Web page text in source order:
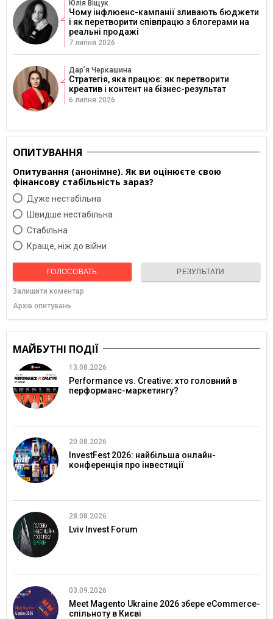
Юлія Віщук
Чому інфлюенс-кампанії зливають бюджети
і як перетворити співпрацю з блогерами на
реальні продажі
7 липня 2026
Дарʼя Черкашина
Стратегія, яка працює: як перетворити
креатив і контент на бізнес-результат
6 липня 2026
ОПИТУВАННЯ
Опитування (анонімне). Як ви оцінюєте свою
фінансову стабільність зараз?
Дуже нестабільна
Швидше нестабільна
Cтабільна
Краще, ніж до війни
ГОЛОСОВАТЬ РЕЗУЛЬТАТИ
Залишити коментар
Архів опитувань
МАЙБУТНІ ПОДІЇ
13.08.2026
Performance vs. Creative: хто головний в
перформанс-маркетингу?
20.08.2026
InvestFest 2026: найбільша онлайн-
конференція про інвестиції
28.08.2026
Lviv Invest Forum
03.09.2026
Meet Magento Ukraine 2026 збере eCommerce-
спільноту в Києві